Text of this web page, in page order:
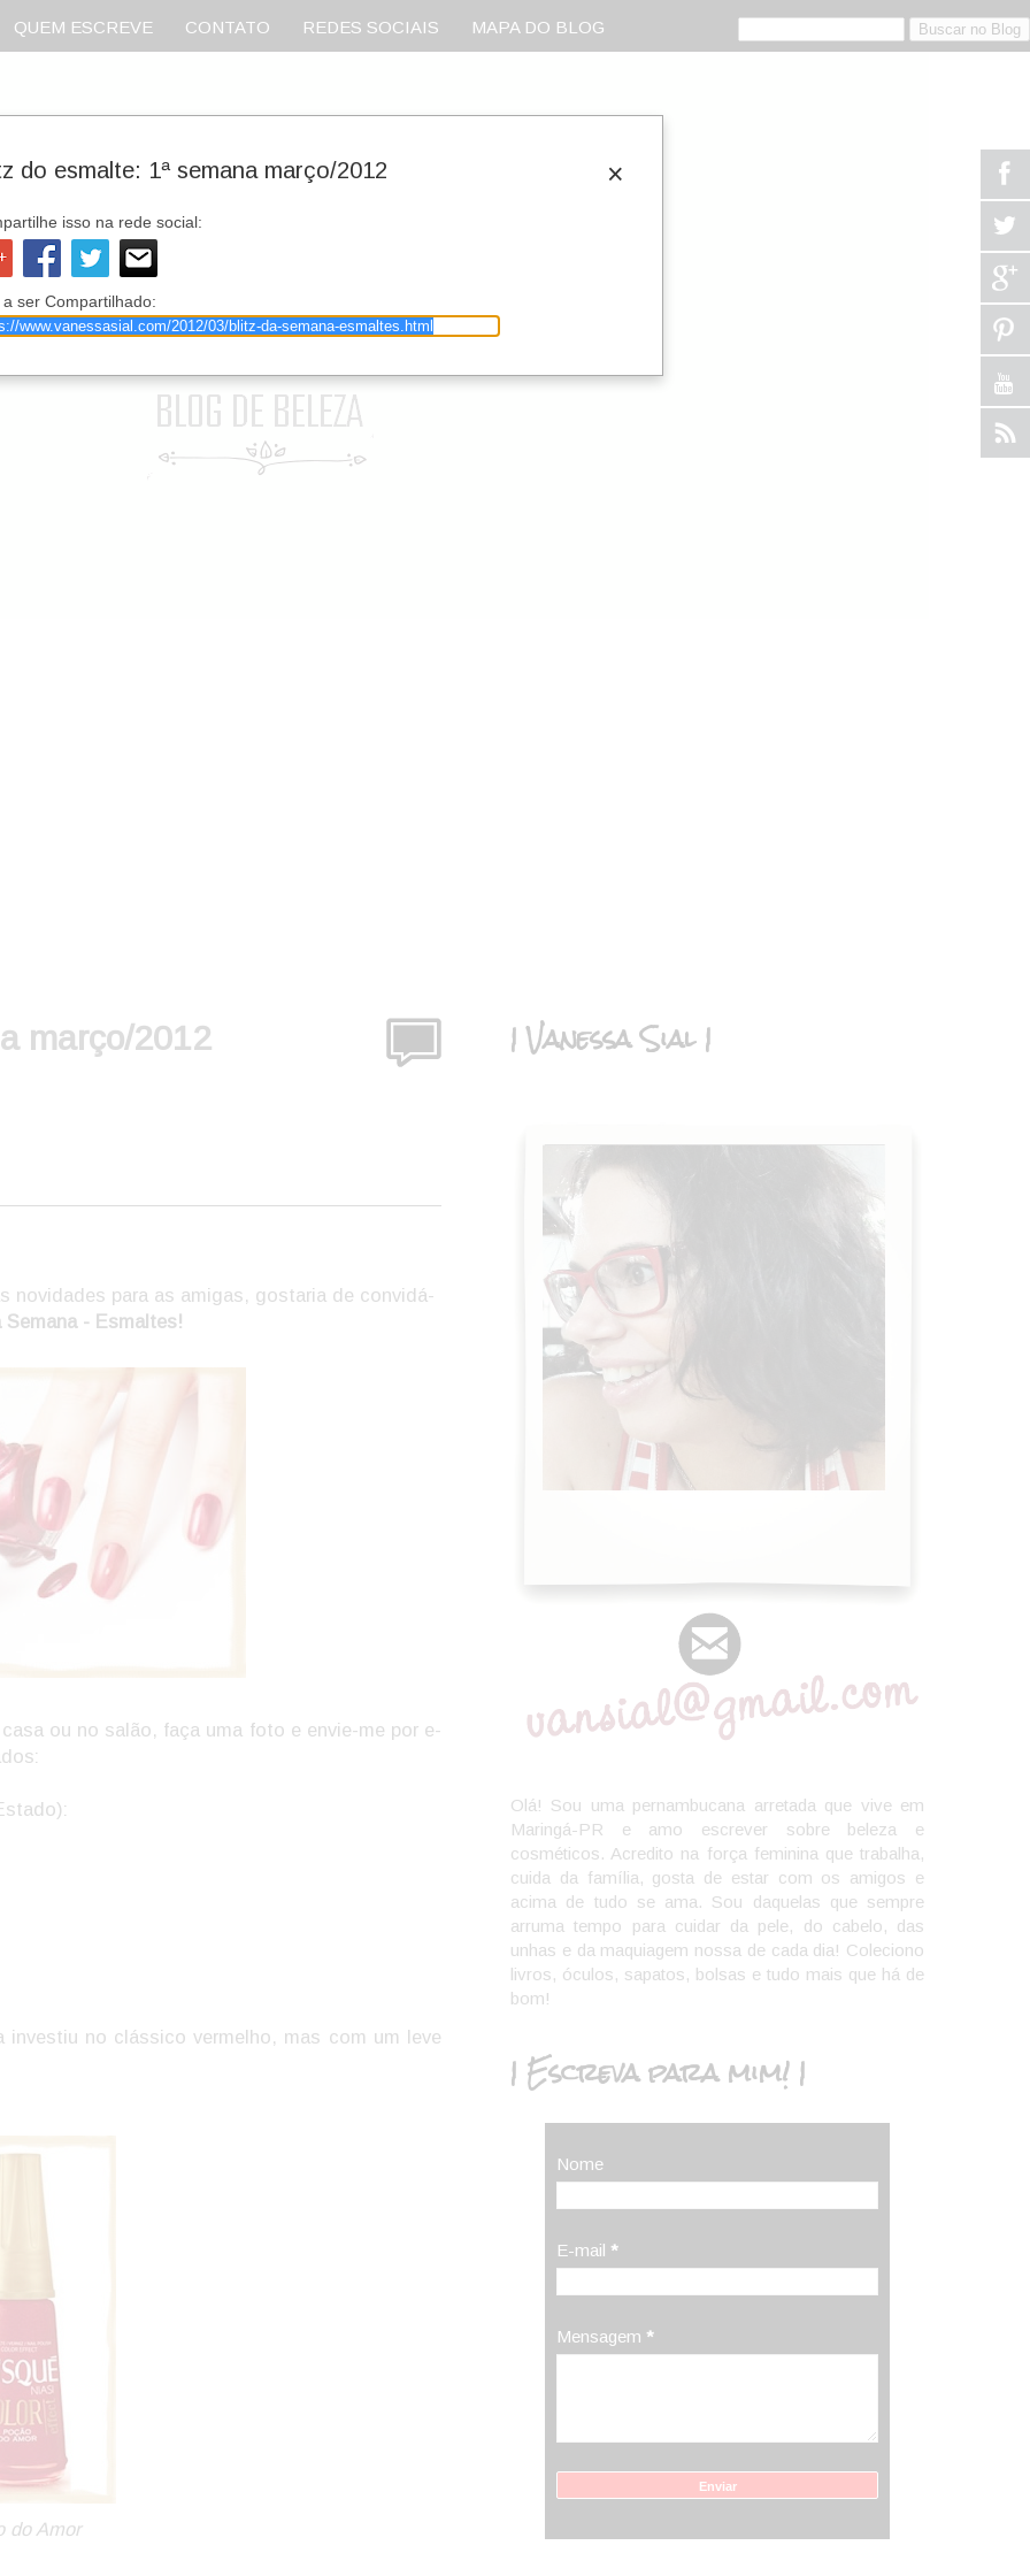
QUEM ESCREVE CONTATO REDES SOCIAIS MAPA DO BLOG
março/2012
novidades para as amigas, gostaria de convidá-
Semana - Esmaltes!
ou no salão, faça uma foto e envie-me por e-
investiu no clássico vermelho, mas com um leve
do Amor
do esmalte: 1ª semana março/2012 ×
isso na rede social:
a ser Compartilhado:
| Vanessa Sial |
Olá! Sou uma pernambucana arretada que vive em
Maringá-PR e amo escrever sobre beleza e
cosméticos. Acredito na força feminina que trabalha,
cuida da família, gosta de estar com os amigos e
acima de tudo se ama. Sou daquelas que sempre
arruma tempo para cuidar da pele, do cabelo, das
unhas e da maquiagem nossa de cada dia! Coleciono
livros, óculos, sapatos, bolsas e tudo mais que há de
bom!
| Escreva para mim! |
Nome
E-mail *
Mensagem *